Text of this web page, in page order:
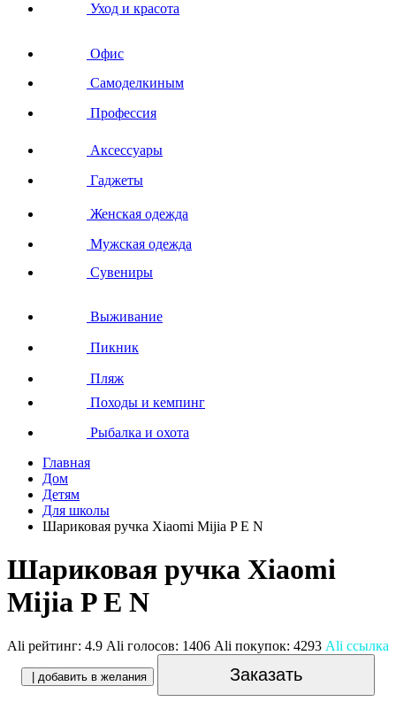
Уход и красота
Офис
Самоделкиным
Профессия
Аксессуары
Гаджеты
Женская одежда
Мужская одежда
Сувениры
Выживание
Пикник
Пляж
Походы и кемпинг
Рыбалка и охота
Главная
Дом
Детям
Для школы
Шариковая ручка Xiaomi Mijia P E N
Шариковая ручка Xiaomi
Mijia P E N
Ali рейтинг: 4.9 Ali голосов: 1406 Ali покупок: 4293 Ali ссылка
| добавить в желания Заказать